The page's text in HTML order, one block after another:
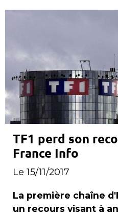
TF1 perd son
France Info
Le 15/11/2017
La première chaîne
un recours visant à